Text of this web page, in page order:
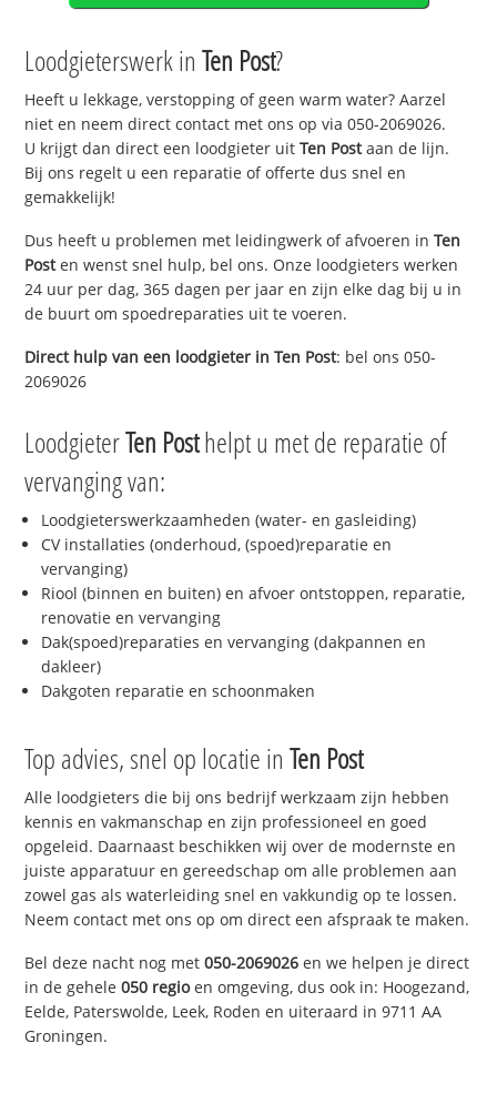
Loodgieterswerk inTen Post?
Heeft u lekkage, verstopping of geen warm water? Aarzel
niet en neem direct contact met ons op via 050-2069026.
U krijgt dan direct een loodgieter uitTen Postaan de lijn.
Bij ons regelt u een reparatie of offerte dus snel en
gemakkelijk!
Dus heeft u problemen met leidingwerk of afvoeren inTen
Posten wenst snel hulp, bel ons. Onze loodgieters werken
24 uur per dag, 365 dagen per jaar en zijn elke dag bij u in
de buurt om spoedreparaties uit te voeren.
Direct hulp van een loodgieter inTen Post: bel ons 050-
2069026
LoodgieterTen Posthelpt u met de reparatie of
vervanging van:
Loodgieterswerkzaamheden (water- en gasleiding)
CV installaties (onderhoud, (spoed)reparatie en
vervanging)
Riool (binnen en buiten) en afvoer ontstoppen, reparatie,
renovatie en vervanging
Dak(spoed)reparaties en vervanging (dakpannen en
dakleer)
Dakgoten reparatie en schoonmaken
Top advies, snel op locatie inTen Post
Alle loodgieters die bij ons bedrijf werkzaam zijn hebben
kennis en vakmanschap en zijn professioneel en goed
opgeleid. Daarnaast beschikken wij over de modernste en
juiste apparatuur en gereedschap om alle problemen aan
zowel gas als waterleiding snel en vakkundig op te lossen.
Neem contact met ons op om direct een afspraak te maken.
Bel deze nacht nog met050-2069026 en we helpen je direct
in de gehele050 regioen omgeving, dus ook in: Hoogezand,
Eelde, Paterswolde, Leek, Roden en uiteraard in 9711 AA
Groningen.